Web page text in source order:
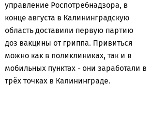
управление Роспотребнадзора, в
конце августа в Калининградскую
область доставили первую партию
доз вакцины от гриппа. Привиться
можно как в поликлиниках, так и в
мобильных пунктах - они заработали в
трёх точках в Калининграде.